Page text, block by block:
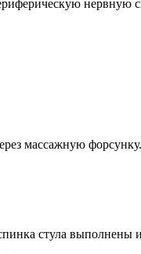
нервную
массажную форсунку.
стула выполнены